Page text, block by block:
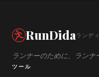
RunDidaランデ
ランナーのために、ランナ
ツール